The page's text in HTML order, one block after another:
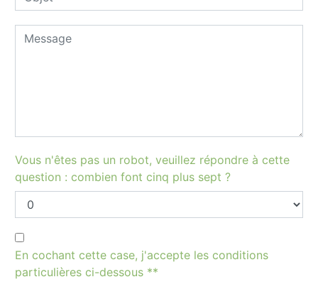
Vous n'êtes pas un robot, veuillez répondre à cette
question : combien font cinq plus sept ?
En cochant cette case, j'accepte les conditions
particulières ci-dessous **